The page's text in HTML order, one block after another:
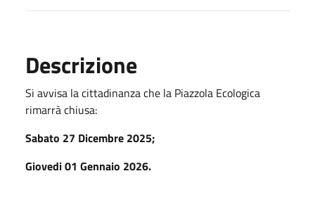
Descrizione
Si avvisa la cittadinanza che la Piazzola Ecologica
rimarrà chiusa:
Sabato 27 Dicembre 2025;
Giovedi 01 Gennaio 2026.